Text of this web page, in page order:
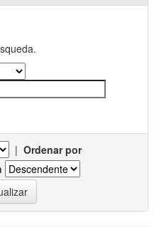
| Ordenar por